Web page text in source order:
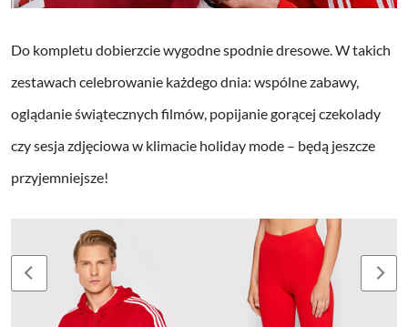
Do kompletu dobierzcie wygodne spodnie dresowe. W takich
zestawach celebrowanie każdego dnia: wspólne zabawy,
oglądanie świątecznych filmów, popijanie gorącej czekolady
czy sesja zdjęciowa w klimacie holiday mode – będą jeszcze
przyjemniejsze!